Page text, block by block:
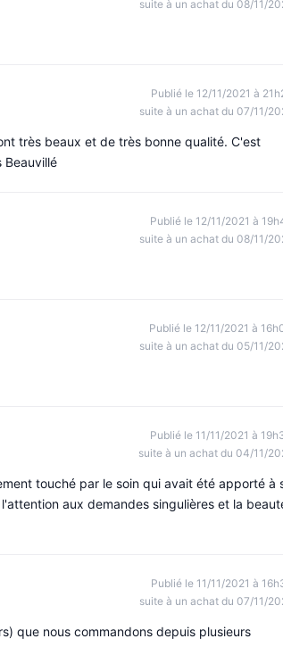
suite à un achat du 08/11/
Publié le 12/11/2021 à
suite à un achat du 07/11/
très beaux et de très bonne qualité. C'est
Beauvillé
Publié le 12/11/2021 à
suite à un achat du 08/11/
Publié le 12/11/2021 à
suite à un achat du 05/11/
Publié le 11/11/2021 à
suite à un achat du 04/11/
touché par le soin qui avait été apporté à
aux demandes singulières et la
Publié le 11/11/2021 à
suite à un achat du 07/11/
que nous commandons depuis plusieurs